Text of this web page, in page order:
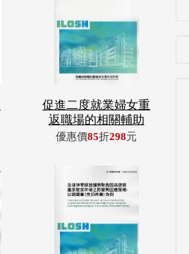
促進二度就業婦女重
返職場的相關輔助
優惠價85折298元